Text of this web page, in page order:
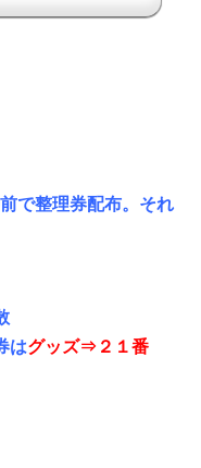
理券配布。それ
グッズ⇒２１番